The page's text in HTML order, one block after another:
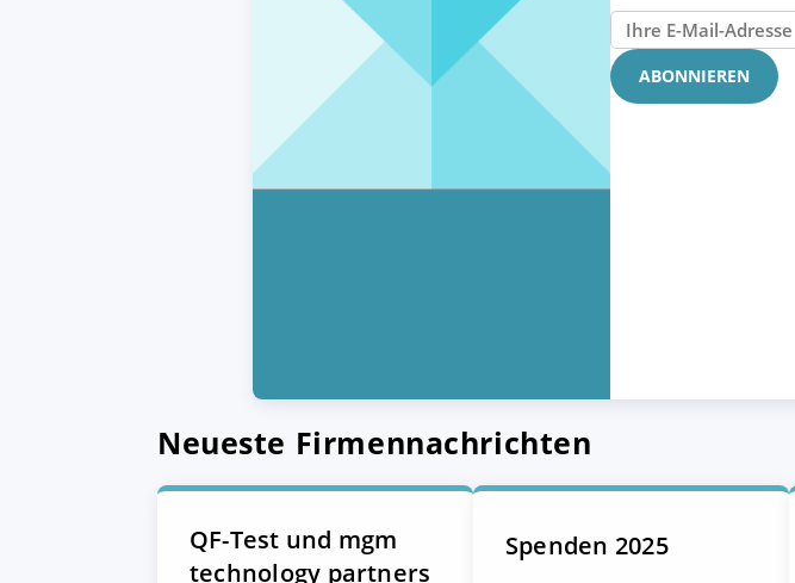
Neueste Firmennachrichten
QF-Test und mgm
technology partners
Spenden 2025